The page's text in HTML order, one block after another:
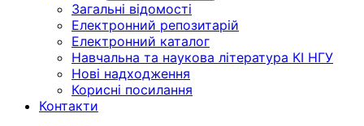
Загальні відомості
Електронний репозитарій
Електронний каталог
Навчальна та наукова література КІ НГУ
Нові надходження
Корисні посилання
Контакти